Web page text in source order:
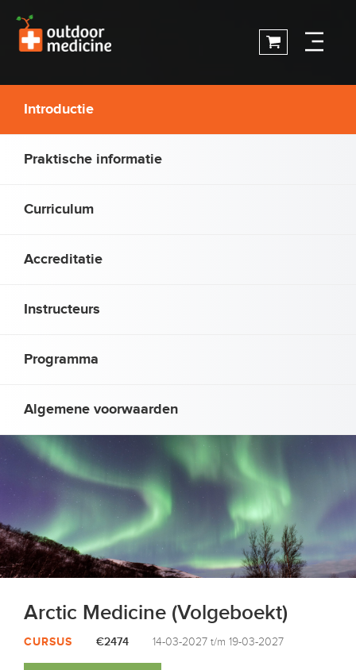
Introductie
Praktische informatie
Curriculum
Accreditatie
Instructeurs
Programma
Algemene voorwaarden
Arctic Medicine (Volgeboekt)
CURSUS €2474 14-03-2027 t/m 19-03-2027